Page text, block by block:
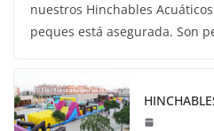
nuestros Hinchables
peques está asegurada. Son